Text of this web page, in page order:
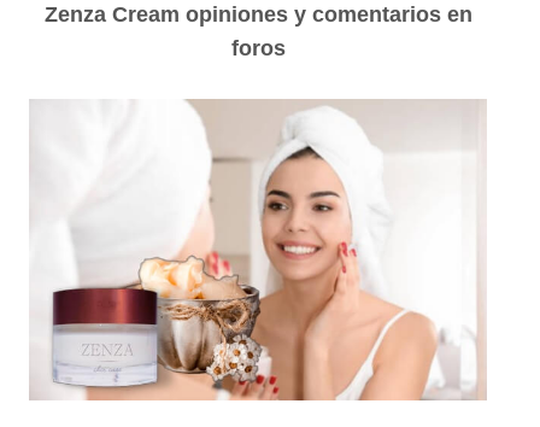
Zenza Cream opiniones y comentarios en
foros